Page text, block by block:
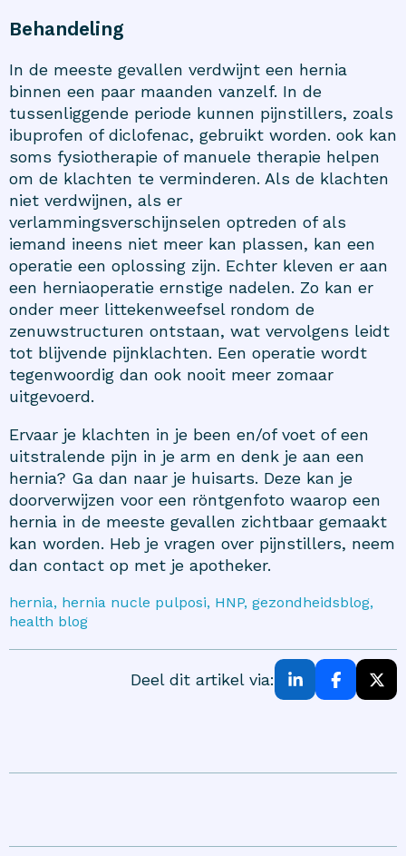
Behandeling
In de meeste gevallen verdwijnt een hernia
binnen een paar maanden vanzelf. In de
tussenliggende periode kunnen pijnstillers, zoals
ibuprofen of diclofenac, gebruikt worden. ook kan
soms fysiotherapie of manuele therapie helpen
om de klachten te verminderen. Als de klachten
niet verdwijnen, als er
verlammingsverschijnselen optreden of als
iemand ineens niet meer kan plassen, kan een
operatie een oplossing zijn. Echter kleven er aan
een herniaoperatie ernstige nadelen. Zo kan er
onder meer littekenweefsel rondom de
zenuwstructuren ontstaan, wat vervolgens leidt
tot blijvende pijnklachten. Een operatie wordt
tegenwoordig dan ook nooit meer zomaar
uitgevoerd.
Ervaar je klachten in je been en/of voet of een
uitstralende pijn in je arm en denk je aan een
hernia? Ga dan naar je huisarts. Deze kan je
doorverwijzen voor een röntgenfoto waarop een
hernia in de meeste gevallen zichtbaar gemaakt
kan worden. Heb je vragen over pijnstillers, neem
dan contact op met je apotheker.
hernia, hernia nucle pulposi, HNP, gezondheidsblog,
health blog
Deel dit artikel via: